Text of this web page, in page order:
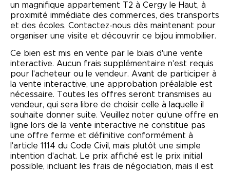
un magnifique appartement T2 à Cergy le Haut, à
proximité immédiate des commerces, des transports
et des écoles. Contactez-nous dès maintenant pour
organiser une visite et découvrir ce bijou immobilier.
Ce bien est mis en vente par le biais d'une vente
interactive. Aucun frais supplémentaire n'est requis
pour l'acheteur ou le vendeur. Avant de participer à
la vente interactive, une approbation préalable est
nécessaire. Toutes les offres seront transmises au
vendeur, qui sera libre de choisir celle à laquelle il
souhaite donner suite. Veuillez noter qu'une offre en
ligne lors de la vente interactive ne constitue pas
une offre ferme et définitive conformément à
l'article 1114 du Code Civil, mais plutôt une simple
intention d'achat. Le prix affiché est le prix initial
possible, incluant les frais de négociation, mais il est